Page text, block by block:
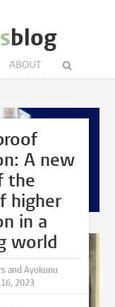
blog
ABOUT
A new
the
higher
in a
world
2023